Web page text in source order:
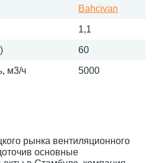
Bahcivan
1,1
60
м3/ч 5000
рынка вентиляционного
основные